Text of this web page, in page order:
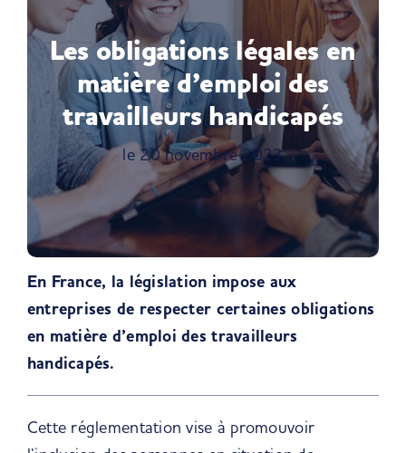
Blog RH
Je suis un candidat
Les obligations légales en
matière d’emploi des
travailleurs handicapés
le 20 novembre 2023
En France, la législation impose aux
entreprises de respecter certaines obligations
en matière d’emploi des travailleurs
handicapés.
Cette réglementation vise à promouvoir